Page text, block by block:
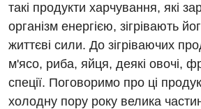
такі продукти харчування, які
організм енергією, зігрівають
життєві сили. До зігріваючих
м'ясо, риба, яйця, деякі овочі,
спеції. Поговоримо про ці
холодну пору року велика